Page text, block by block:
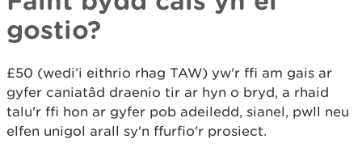
gostio?
£50 (wedi’i eithrio rhag TAW) yw'r ffi am gais ar
gyfer caniatâd draenio tir ar hyn o bryd, a rhaid
talu'r ffi hon ar gyfer pob adeiledd, sianel, pwll neu
elfen unigol arall sy'n ffurfio'r prosiect.